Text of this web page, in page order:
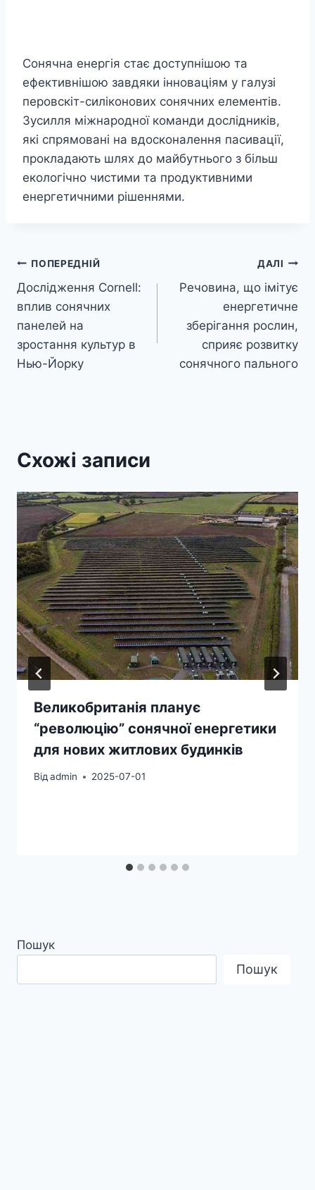
Сонячна енергія стає доступнішою та
ефективнішою завдяки інноваціям у галузі
перовскіт-силіконових сонячних елементів.
Зусилля міжнародної команди дослідників,
які спрямовані на вдосконалення пасивації,
прокладають шлях до майбутнього з більш
екологічно чистими та продуктивними
енергетичними рішеннями.
Навігація
записів
ПОПЕРЕДНІЙ
Дослідження Cornell:
вплив сонячних
панелей на
зростання культур в
Нью-Йорку
ДАЛІ
Речовина, що імітує
енергетичне
зберігання рослин,
сприяє розвитку
сонячного пального
Схожі записи
Великобританія планує
“революцію” сонячної енергетики
для нових житлових будинків
Відadmin 2025-07-01
Пошук
Пошук